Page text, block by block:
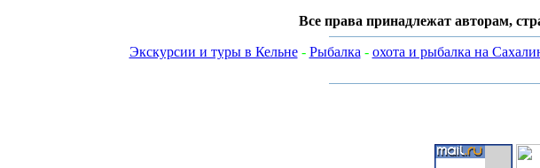
Все права принадлежат авторам,
Экскурсии и туры в Кельне - Рыбалка - охота и рыбалка на